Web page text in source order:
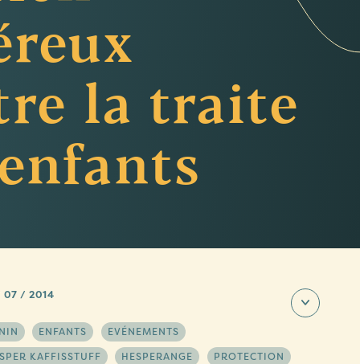
la traite
/ 2014
ENFANTS
EVÉNEMENTS
KAFFISSTUFF
HESPERANGE
PROTECTION